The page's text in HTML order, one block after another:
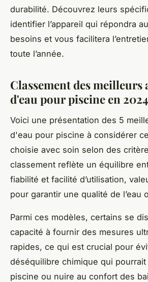
durabilité. Découvrez leurs
identifier l’appareil qui répondra
besoins et vous facilitera
toute l’année.
Classement des meilleurs
d'eau pour piscine en 2024
Voici une présentation des 5
d'eau pour piscine à considérer
choisie avec soin selon des
classement reflète un équilibre
fiabilité et facilité d’utilisation,
pour garantir une qualité de l’eau
Parmi ces modèles, certains se
capacité à fournir des mesures
rapides, ce qui est crucial pour
déséquilibre chimique qui pourrait
piscine ou nuire au confort des